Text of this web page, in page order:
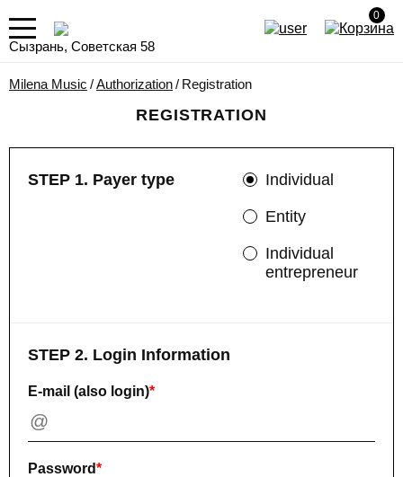
0
Сызрань, Советская 58
Milena Music /Authorization/ Registration
REGISTRATION
STEP 1. Payer type Individual
Entity
Individual
entrepreneur
STEP 2. Login Information
E-mail (also login)*
Password*